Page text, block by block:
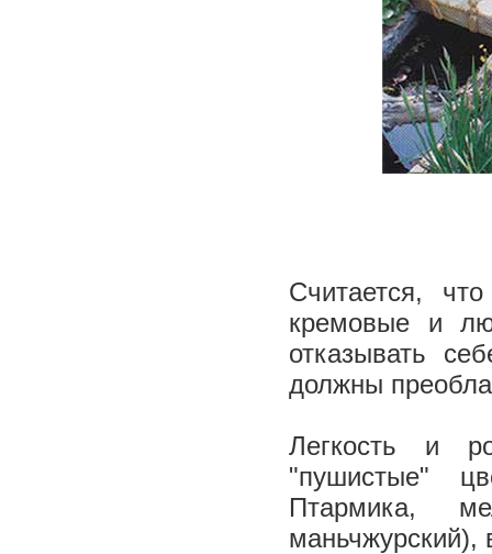
Считается,
кремовые и
отказывать
должны
Легкость и
"пушистые"
Птармика,
маньчжурский),